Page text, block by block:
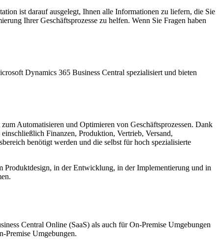
ist darauf ausgelegt, Ihnen alle Informationen zu liefern, die Sie
Ihrer Geschäftsprozesse zu helfen. Wenn Sie Fragen haben
Dynamics 365 Business Central spezialisiert und bieten
Automatisieren und Optimieren von Geschäftsprozessen. Dank
Finanzen, Produktion, Vertrieb, Versand,
benötigt werden und die selbst für hoch spezialisierte
in der Entwicklung, in der Implementierung und in
Central Online (SaaS) als auch für On-Premise Umgebungen
Premise Umgebungen.